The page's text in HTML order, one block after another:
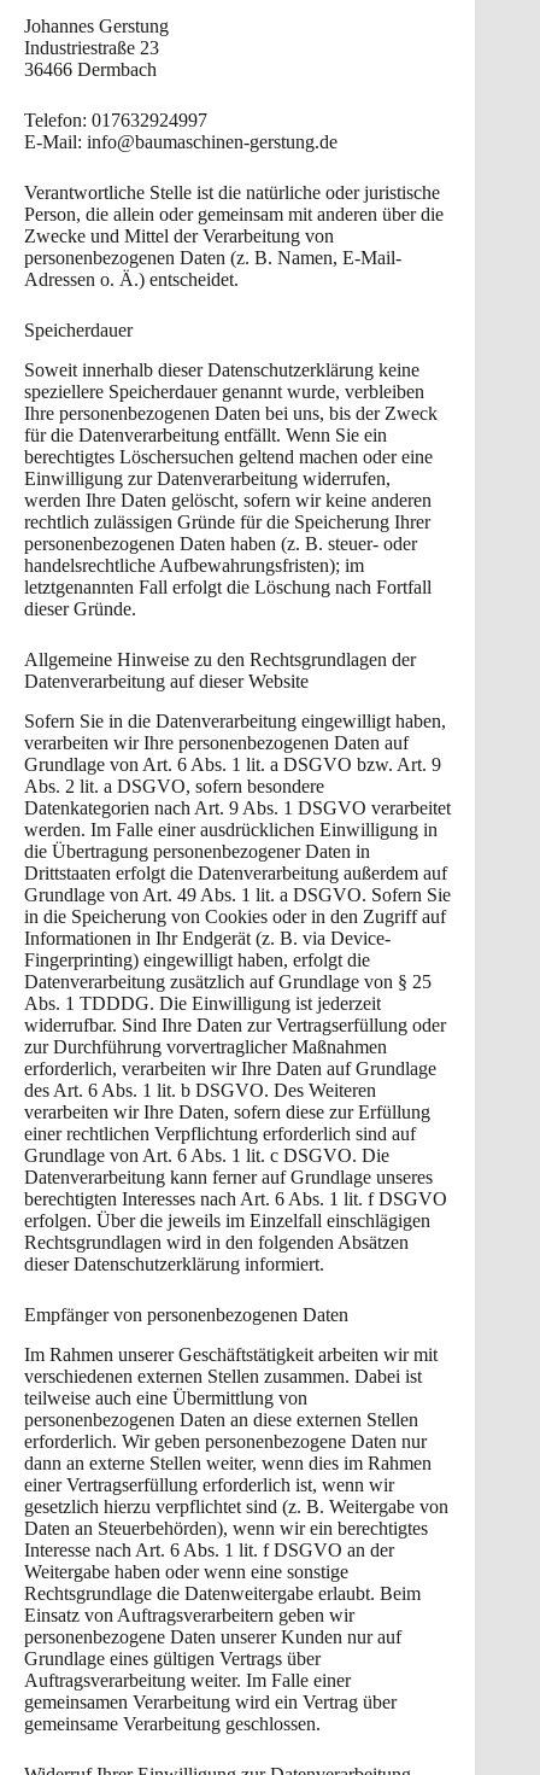
Johannes Gerstung
Industriestraße 23
36466 Dermbach
Telefon: 017632924997
E-Mail: info@baumaschinen-gerstung.de
Verantwortliche Stelle ist die natürliche oder juristische
Person, die allein oder gemeinsam mit anderen über die
Zwecke und Mittel der Verarbeitung von
personenbezogenen Daten (z. B. Namen, E-Mail-
Adressen o. Ä.) entscheidet.
Speicherdauer
Soweit innerhalb dieser Datenschutzerklärung keine
speziellere Speicherdauer genannt wurde, verbleiben
Ihre personenbezogenen Daten bei uns, bis der Zweck
für die Datenverarbeitung entfällt. Wenn Sie ein
berechtigtes Löschersuchen geltend machen oder eine
Einwilligung zur Datenverarbeitung widerrufen,
werden Ihre Daten gelöscht, sofern wir keine anderen
rechtlich zulässigen Gründe für die Speicherung Ihrer
personenbezogenen Daten haben (z. B. steuer- oder
handelsrechtliche Aufbewahrungsfristen); im
letztgenannten Fall erfolgt die Löschung nach Fortfall
dieser Gründe.
Allgemeine Hinweise zu den Rechtsgrundlagen der
Datenverarbeitung auf dieser Website
Sofern Sie in die Datenverarbeitung eingewilligt haben,
verarbeiten wir Ihre personenbezogenen Daten auf
Grundlage von Art. 6 Abs. 1 lit. a DSGVO bzw. Art. 9
Abs. 2 lit. a DSGVO, sofern besondere
Datenkategorien nach Art. 9 Abs. 1 DSGVO verarbeitet
werden. Im Falle einer ausdrücklichen Einwilligung in
die Übertragung personenbezogener Daten in
Drittstaaten erfolgt die Datenverarbeitung außerdem auf
Grundlage von Art. 49 Abs. 1 lit. a DSGVO. Sofern Sie
in die Speicherung von Cookies oder in den Zugriff auf
Informationen in Ihr Endgerät (z. B. via Device-
Fingerprinting) eingewilligt haben, erfolgt die
Datenverarbeitung zusätzlich auf Grundlage von § 25
Abs. 1 TDDDG. Die Einwilligung ist jederzeit
widerrufbar. Sind Ihre Daten zur Vertragserfüllung oder
zur Durchführung vorvertraglicher Maßnahmen
erforderlich, verarbeiten wir Ihre Daten auf Grundlage
des Art. 6 Abs. 1 lit. b DSGVO. Des Weiteren
verarbeiten wir Ihre Daten, sofern diese zur Erfüllung
einer rechtlichen Verpflichtung erforderlich sind auf
Grundlage von Art. 6 Abs. 1 lit. c DSGVO. Die
Datenverarbeitung kann ferner auf Grundlage unseres
berechtigten Interesses nach Art. 6 Abs. 1 lit. f DSGVO
erfolgen. Über die jeweils im Einzelfall einschlägigen
Rechtsgrundlagen wird in den folgenden Absätzen
dieser Datenschutzerklärung informiert.
Empfänger von personenbezogenen Daten
Im Rahmen unserer Geschäftstätigkeit arbeiten wir mit
verschiedenen externen Stellen zusammen. Dabei ist
teilweise auch eine Übermittlung von
personenbezogenen Daten an diese externen Stellen
erforderlich. Wir geben personenbezogene Daten nur
dann an externe Stellen weiter, wenn dies im Rahmen
einer Vertragserfüllung erforderlich ist, wenn wir
gesetzlich hierzu verpflichtet sind (z. B. Weitergabe von
Daten an Steuerbehörden), wenn wir ein berechtigtes
Interesse nach Art. 6 Abs. 1 lit. f DSGVO an der
Weitergabe haben oder wenn eine sonstige
Rechtsgrundlage die Datenweitergabe erlaubt. Beim
Einsatz von Auftragsverarbeitern geben wir
personenbezogene Daten unserer Kunden nur auf
Grundlage eines gültigen Vertrags über
Auftragsverarbeitung weiter. Im Falle einer
gemeinsamen Verarbeitung wird ein Vertrag über
gemeinsame Verarbeitung geschlossen.